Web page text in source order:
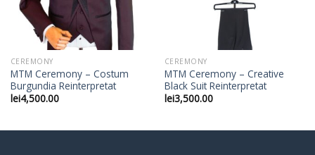
CEREMONY
MTM Ceremony – Costum
Burgundia Reinterpretat
lei4,500.00
CEREMONY
MTM Ceremony – Creative
Black Suit Reinterpretat
lei3,500.00